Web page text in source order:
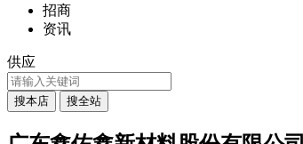
招商
资讯
供应